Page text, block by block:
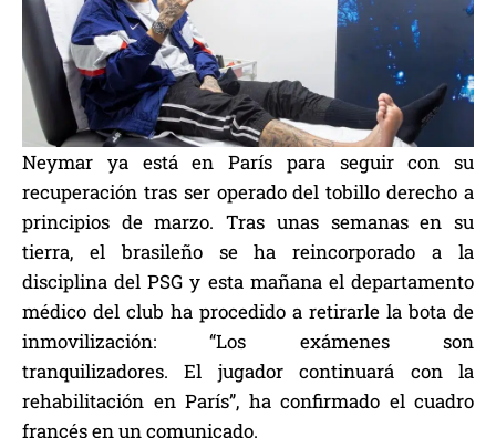
Neymar ya está en París para seguir con su
recuperación tras ser operado del tobillo derecho a
principios de marzo. Tras unas semanas en su
tierra, el brasileño se ha reincorporado a la
disciplina del PSG y esta mañana el departamento
médico del club ha procedido a retirarle la bota de
inmovilización: “Los exámenes son
tranquilizadores. El jugador continuará con la
rehabilitación en París”, ha confirmado el cuadro
francés en un comunicado.